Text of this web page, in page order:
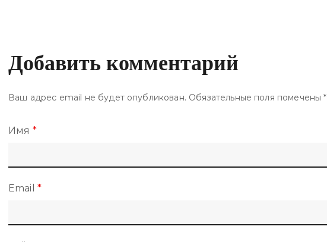
Добавить комментарий
Ваш адрес email не будет опубликован. Обязательные поля помечены*
Имя *
Email *